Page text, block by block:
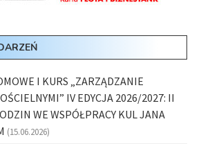
I KURS „ZARZĄDZANIE
IV EDYCJA 2026/2027: II
WE WSPÓŁPRACY KUL JANA
(15.06.2026)